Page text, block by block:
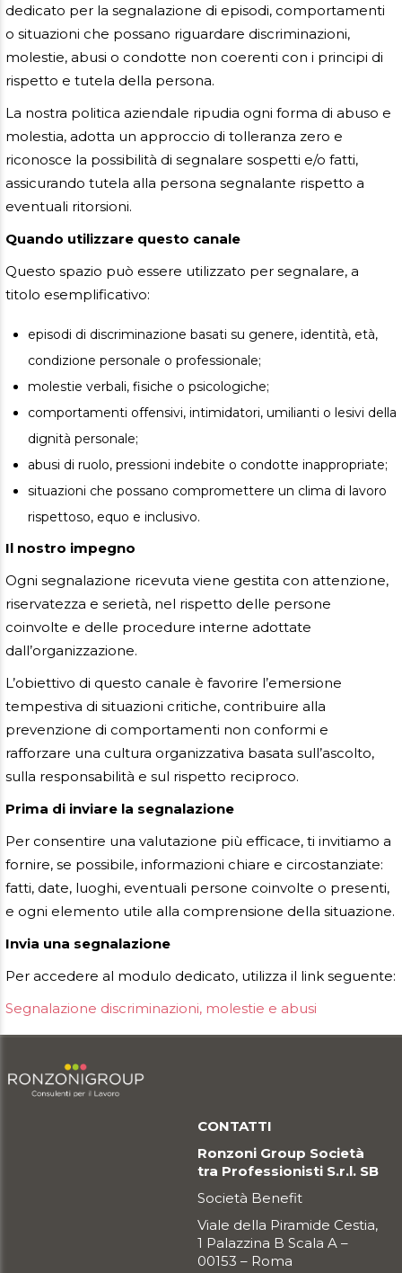
dedicato per la segnalazione di episodi, comportamenti
o situazioni che possano riguardare discriminazioni,
molestie, abusi o condotte non coerenti con i principi di
rispetto e tutela della persona.
La nostra politica aziendale ripudia ogni forma di abuso e
molestia, adotta un approccio di tolleranza zero e
riconosce la possibilità di segnalare sospetti e/o fatti,
assicurando tutela alla persona segnalante rispetto a
eventuali ritorsioni.
Quando utilizzare questo canale
Questo spazio può essere utilizzato per segnalare, a
titolo esemplificativo:
episodi di discriminazione basati su genere, identità, età,
condizione personale o professionale;
molestie verbali, fisiche o psicologiche;
comportamenti offensivi, intimidatori, umilianti o lesivi della
dignità personale;
abusi di ruolo, pressioni indebite o condotte inappropriate;
situazioni che possano compromettere un clima di lavoro
rispettoso, equo e inclusivo.
Il nostro impegno
Ogni segnalazione ricevuta viene gestita con attenzione,
riservatezza e serietà, nel rispetto delle persone
coinvolte e delle procedure interne adottate
dall’organizzazione.
L’obiettivo di questo canale è favorire l’emersione
tempestiva di situazioni critiche, contribuire alla
prevenzione di comportamenti non conformi e
rafforzare una cultura organizzativa basata sull’ascolto,
sulla responsabilità e sul rispetto reciproco.
Prima di inviare la segnalazione
Per consentire una valutazione più efficace, ti invitiamo a
fornire, se possibile, informazioni chiare e circostanziate:
fatti, date, luoghi, eventuali persone coinvolte o presenti,
e ogni elemento utile alla comprensione della situazione.
Invia una segnalazione
Per accedere al modulo dedicato, utilizza il link seguente:
Segnalazione discriminazioni, molestie e abusi
CONTATTI
Ronzoni Group Società
tra Professionisti S.r.l. SB
Società Benefit
Viale della Piramide Cestia,
1 Palazzina B Scala A –
00153 – Roma